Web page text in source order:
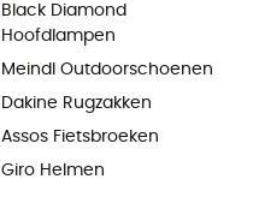
Black Diamond
Hoofdlampen
Meindl Outdoorschoenen
Dakine Rugzakken
Assos Fietsbroeken
Giro Helmen